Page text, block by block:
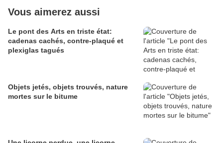
Vous aimerez aussi
Le pont des Arts en triste état:
cadenas cachés, contre-plaqué et
plexiglas tagués
Objets jetés, objets trouvés, nature
mortes sur le bitume